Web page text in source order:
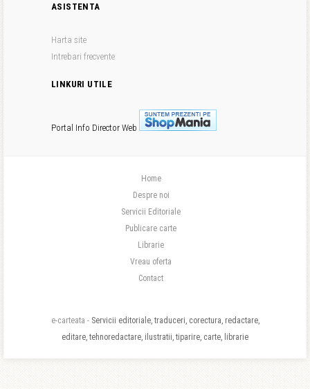
ASISTENTA
Harta site
Intrebari frecvente
LINKURI UTILE
Portal Info Director Web
Home
Despre noi
Servicii Editoriale
Publicare carte
Librarie
Vreau oferta
Contact
e-carteata - Servicii editoriale, traduceri, corectura, redactare,
editare, tehnoredactare, ilustratii, tiparire, carte, librarie